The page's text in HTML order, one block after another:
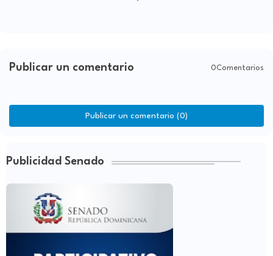
Publicar un comentario 0Comentarios
Publicar un comentario (0)
Publicidad Senado